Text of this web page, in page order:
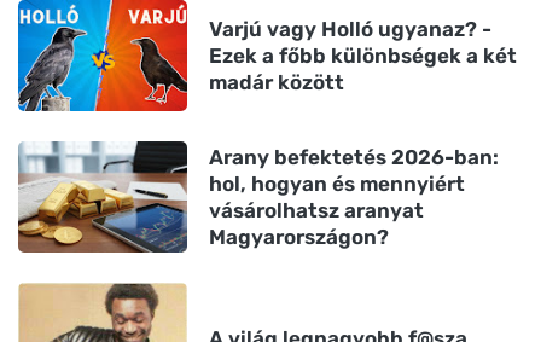
Varjú vagy Holló ugyanaz? -
Ezek a főbb különbségek a két
madár között
Arany befektetés 2026-ban:
hol, hogyan és mennyiért
vásárolhatsz aranyat
Magyarországon?